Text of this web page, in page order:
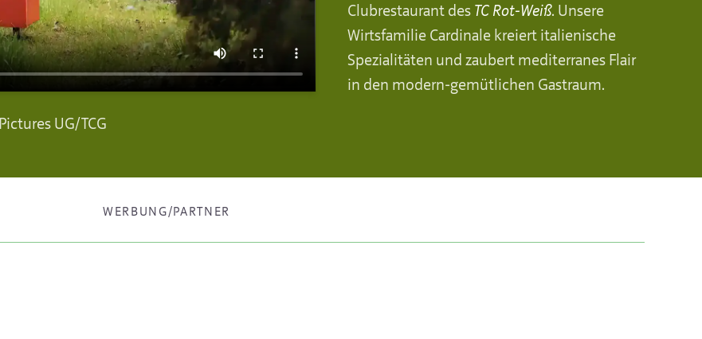
UG/TCG
Clubrestaurant des TC Rot-Weiß. Unsere
Wirtsfamilie Cardinale kreiert italienische
Spezialitäten und zaubert mediterranes Flair
in den modern-gemütlichen Gastraum.
WERBUNG/PARTNER